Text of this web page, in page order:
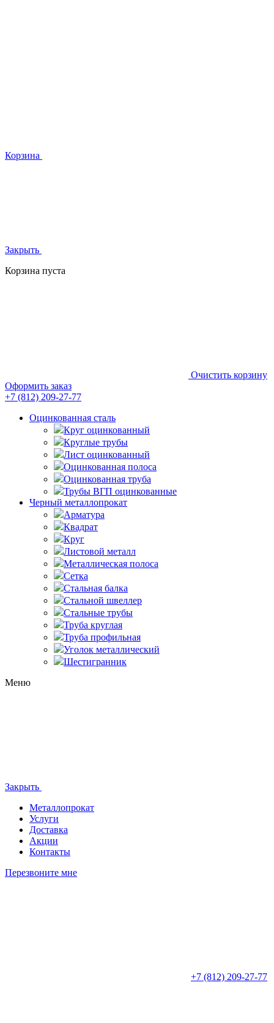
Корзина
Закрыть
Корзина пуста
Очистить корзину
Оформить заказ
+7 (812) 209-27-77
Оцинкованная сталь
Круг оцинкованный
Круглые трубы
Лист оцинкованный
Оцинкованная полоса
Оцинкованная труба
Трубы ВГП оцинкованные
Черный металлопрокат
Арматура
Квадрат
Круг
Листовой металл
Металлическая полоса
Сетка
Стальная балка
Стальной швеллер
Стальные трубы
Труба круглая
Труба профильная
Уголок металлический
Шестигранник
Меню
Закрыть
Металлопрокат
Услуги
Доставка
Акции
Контакты
Перезвоните мне
+7 (812) 209-27-77